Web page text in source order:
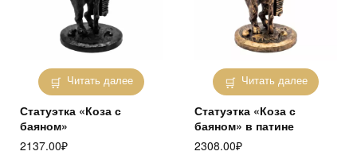
Читать далее
Статуэтка «Коза с
баяном»
2137.00₽
Читать далее
Статуэтка «Коза с
баяном» в патине
2308.00₽